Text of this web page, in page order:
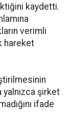
kaydetti.
verimli
hareket
şirket
ifade